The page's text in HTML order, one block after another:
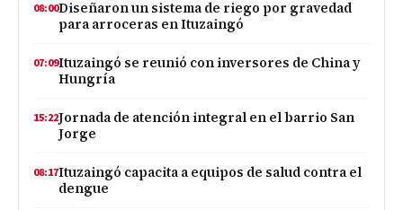
08:00Diseñaron un sistema de riego por gravedad
para arroceras en Ituzaingó
07:09Ituzaingó se reunió con inversores de China y
Hungría
15:22Jornada de atención integral en el barrio San
Jorge
08:17Ituzaingó capacita a equipos de salud contra el
dengue